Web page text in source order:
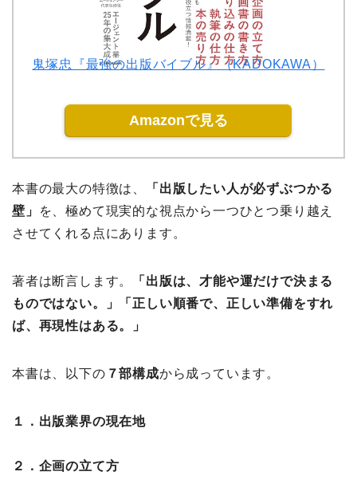
鬼塚忠『最強の出版バイブル』（KADOKAWA）
Amazonで見る
本書の最大の特徴は、
「出版したい人が必ずぶつかる
壁」
を、極めて現実的な視点から一つひとつ乗り越え
させてくれる点にあります。
著者は断言します。
「出版は、才能や運だけで決まる
ものではない。」「正しい順番で、正しい準備をすれ
ば、再現性はある。」
本書は、以下の ７部構成から成っています。
１．出版業界の現在地
２．企画の立て方